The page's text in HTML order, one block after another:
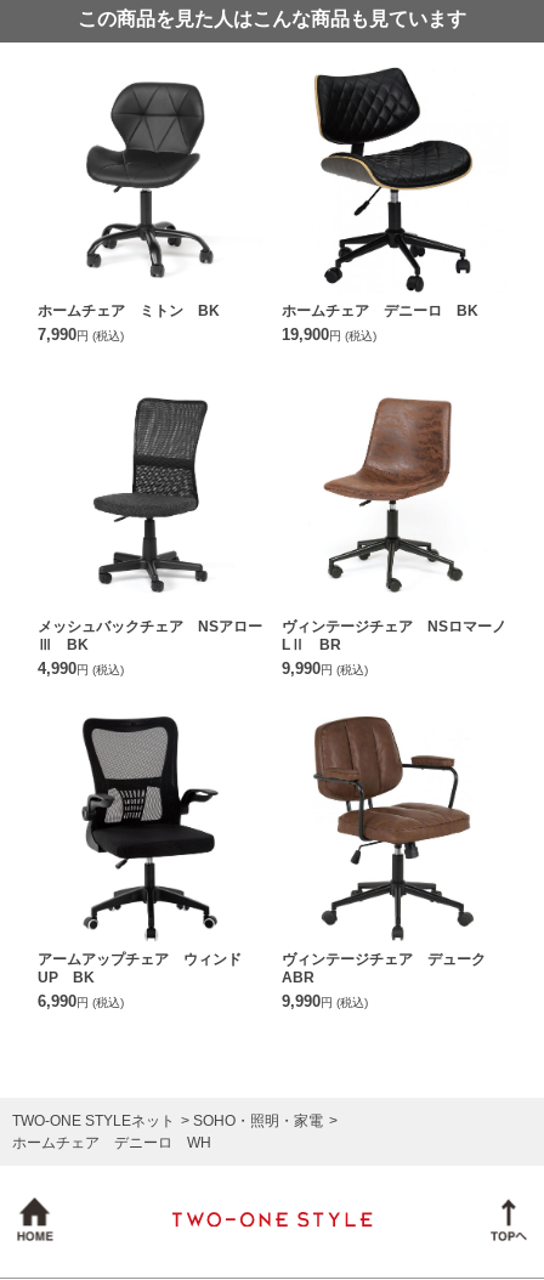
この商品を見た人はこんな商品も見ています
ホームチェア ミトン BK
7,990円 (税込)
ホームチェア デニーロ BK
19,900円 (税込)
メッシュバックチェア NSアロー
Ⅲ BK
4,990円 (税込)
ヴィンテージチェア NSロマーノ
LⅡ BR
9,990円 (税込)
アームアップチェア ウィンド
UP BK
6,990円 (税込)
ヴィンテージチェア デューク
ABR
9,990円 (税込)
TWO-ONE STYLEネット
SOHO・照明・家電
ホームチェア デニーロ WH